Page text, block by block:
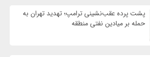
پشت پرده عقب‌نشینی ترامپ؛ تهدید تهران به
حمله بر ميادين نفتی منطقه